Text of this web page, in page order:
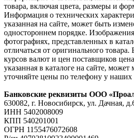
товара, включая цвета, размеры и
Информация о технических
указанная на сайте, может быть
одностороннем порядке.
фотографиях, представленных в
отличаться от оригинального
курсов валют и цен поставщиков
указанная в каталоге на сайте, может
уточняйте цены по телефону у
Банковские реквизиты ООО
630082, г. Новосибирск, ул. Дачная,
ИНН 5402008009
КПП 540201001
ОГРН 1155476072608